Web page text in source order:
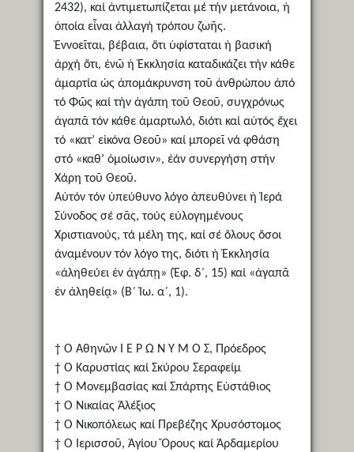
2432), καί ἀντιμετωπίζεται μέ τήν μετάνοια, ἡ
ὁποία εἶναι ἀλλαγή τρόπου ζωῆς.
Ἐννοεῖται, βέβαια, ὅτι ὑφίσταται ἡ βασική
ἀρχή ὅτι, ἐνῶ ἡ Ἐκκλησία καταδικάζει τήν κάθε
ἁμαρτία ὡς ἀπομάκρυνση τοῦ ἀνθρώπου ἀπό
τό Φῶς καί τήν ἀγάπη τοῦ Θεοῦ, συγχρόνως
ἀγαπᾶ τόν κάθε ἁμαρτωλό, διότι καί αὐτός ἔχει
τό «κατ’ εἰκόνα Θεοῦ» καί μπορεῖ νά φθάση
στό «καθ’ ὁμοίωσιν», ἐάν συνεργήση στήν
Χάρη τοῦ Θεοῦ.
Αὐτόν τόν ὑπεύθυνο λόγο ἀπευθύνει ἡ Ἱερά
Σύνοδος σέ σᾶς, τούς εὐλογημένους
Χριστιανούς, τά μέλη της, καί σέ ὅλους ὅσοι
ἀναμένουν τόν λόγο της, διότι ἡ Ἐκκλησία
«ἀληθεύει ἐν ἀγάπῃ» (Ἐφ. δ΄, 15) καί «ἀγαπᾶ
ἐν ἀληθείᾳ» (Β΄ Ἰω. α΄, 1).
† Ὁ Ἀθηνῶν Ι Ε Ρ Ω Ν Υ Μ Ο Σ, Πρόεδρος
† Ὁ Καρυστίας καί Σκύρου Σεραφείμ
† Ὁ Μονεμβασίας καί Σπάρτης Εὐστάθιος
† Ὁ Νικαίας Ἀλέξιος
† Ὁ Νικοπόλεως καί Πρεβέζης Χρυσόστομος
† Ὁ Ἱερισσοῦ, Ἁγίου Ὄρους καί Ἀρδαμερίου